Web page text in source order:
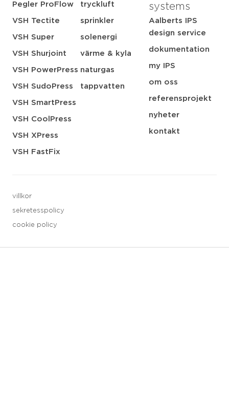
Pegler ProFlow
VSH Tectite
VSH Super
VSH Shurjoint
VSH PowerPress
VSH SudoPress
VSH SmartPress
VSH CoolPress
VSH XPress
VSH FastFix
tryckluft
sprinkler
solenergi
värme & kyla
naturgas
tappvatten
systems
Aalberts IPS
design service
dokumentation
my IPS
om oss
referensprojekt
nyheter
kontakt
villkor
sekretesspolicy
cookie policy